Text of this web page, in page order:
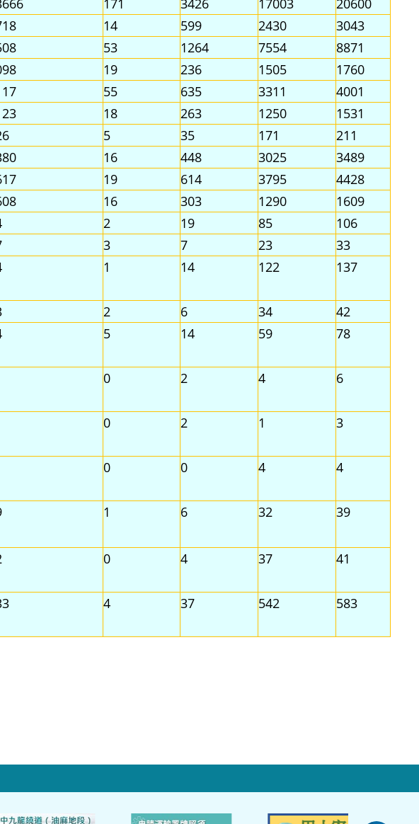
171 3426 17003
20600
14 599 2430
3043
53 1264 7554
8871
19 236 1505
1760
55 635 3311
4001
18 263 1250
1531
5 35 171
211
16 448 3025
3489
19 614 3795
4428
16 303 1290
1609
2 19 85
106
3 7 23
33
1 14 122 137
2 6 34
42
5 14 59 78
0 2 4 6
0 2 1 3
0 0 4 4
1 6 32 39
0 4 37 41
4 37 542 583